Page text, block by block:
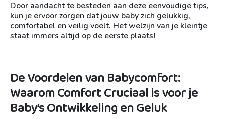
Door aandacht te besteden aan deze eenvoudige tips,
kun je ervoor zorgen dat jouw baby zich gelukkig,
comfortabel en veilig voelt. Het welzijn van je kleintje
staat immers altijd op de eerste plaats!
De Voordelen van Babycomfort:
Waarom Comfort Cruciaal is voor je
Baby’s Ontwikkeling en Geluk